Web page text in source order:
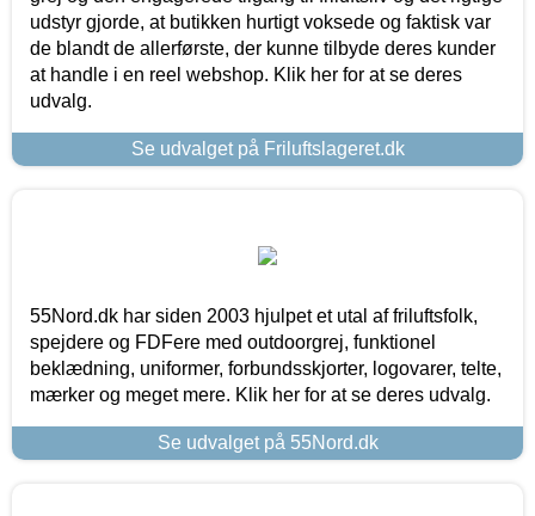
udstyr gjorde, at butikken hurtigt voksede og faktisk var
de blandt de allerførste, der kunne tilbyde deres kunder
at handle i en reel webshop. Klik her for at se deres
udvalg.
Se udvalget på Friluftslageret.dk
55Nord.dk har siden 2003 hjulpet et utal af friluftsfolk,
spejdere og FDFere med outdoorgrej, funktionel
beklædning, uniformer, forbundsskjorter, logovarer, telte,
mærker og meget mere. Klik her for at se deres udvalg.
Se udvalget på 55Nord.dk